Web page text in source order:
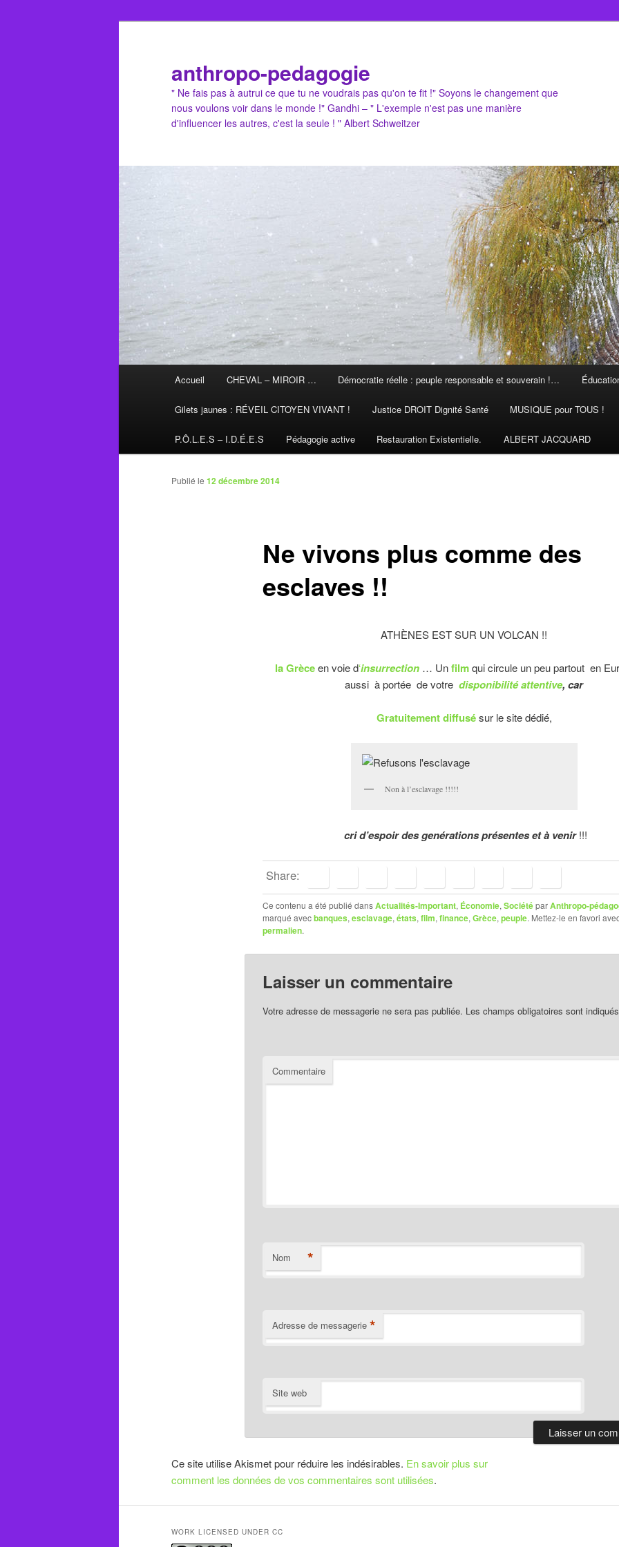
anthropo-pedagogie
" Ne fais pas à autrui ce que tu ne voudrais pas qu'on te fit !" Soyons le changement que
nous voulons voir dans le monde !" Gandhi – " L'exemple n'est pas une manière
d'influencer les autres, c'est la seule ! " Albert Schweitzer
Accueil CHEVAL – MIROIR … Démocratie réelle : peuple responsable et souverain !…
Gilets jaunes : RÉVEIL CITOYEN VIVANT ! Justice DROIT Dignité Santé MUSIQUE pour TOUS !
P.Ô.L.E.S – I.D.É.E.S Pédagogie active Restauration Existentielle. ALBERT JACQUARD
Ne vivons plus comme des
esclaves !!
Publié le 12 décembre 2014
ATHÈNES EST SUR UN VOLCAN !!
la Grèceen voie d‘insurrection … Unfilm qui circule un peu partout en
aussi à portée de votredisponibilité attentive, car
Gratuitement diffusésur le site dédié,
Non à l’esclavage !!!!!
cri d’espoir des genérations présentes et à venir!!!
Share:
Ce contenu a été publié dansActualités-Important, Économie, SociétéparAnthropo-
marqué avecbanques, esclavage, états, film, finance, Grèce, peuple. Mettez-le en favori
permalien.
Laisser un commentaire
Votre adresse de messagerie ne sera pas publiée. Les champs obligatoires sont
Commentaire
Nom *
Adresse de messagerie *
Site web
Ce site utilise Akismet pour réduire les indésirables. En savoir plus sur
comment les données de vos commentaires sont utilisées.
WORK LICENSED UNDER CC